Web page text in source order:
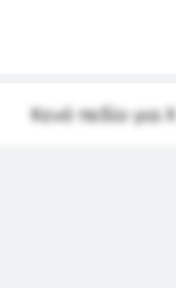
Κενό πεδίο για X